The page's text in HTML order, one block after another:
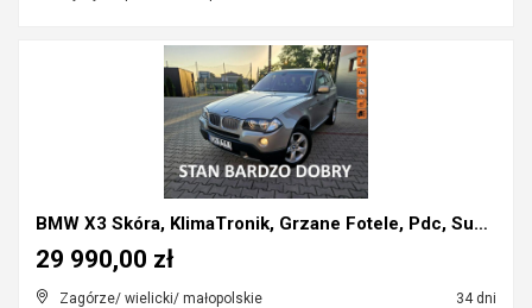
BMW X3 Skóra, KlimaTronik, Grzane Fotele, Pdc, Sup...
Zagórze/ wielicki/ małopolskie 34 dni
29 990,00 zł